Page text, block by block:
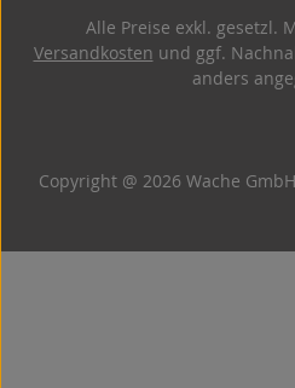
Copyright @ 2026 Wache
Alle Preise exkl. gesetzl.
Versandkosten und ggf.
anders